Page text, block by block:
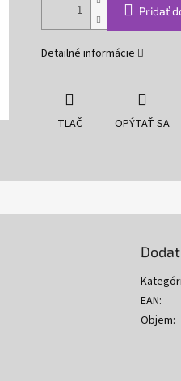
Pridať
Detailné informácie
TLAČ OPÝTAŤ SA
EAN:
Objem: